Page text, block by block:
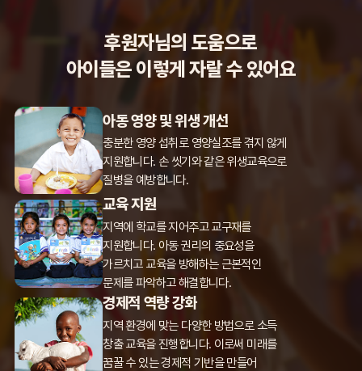
후원자님의 도움으로
아이들은 이렇게 자랄 수 있어요
아동 영양 및 위생 개선
충분한 영양 섭취로 영양실조를 겪지 않게
지원합니다. 손 씻기와 같은 위생교육으로
질병을 예방합니다.
교육 지원
지역에 학교를 지어주고 교구재를
지원합니다. 아동 권리의 중요성을
가르치고 교육을 방해하는 근본적인
문제를 파악하고 해결합니다.
경제적 역량 강화
지역 환경에 맞는 다양한 방법으로 소득
창출 교육을 진행합니다. 이로써 미래를
꿈꿀 수 있는경제적 기반을 만들어